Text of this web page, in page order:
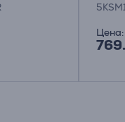
Цена: